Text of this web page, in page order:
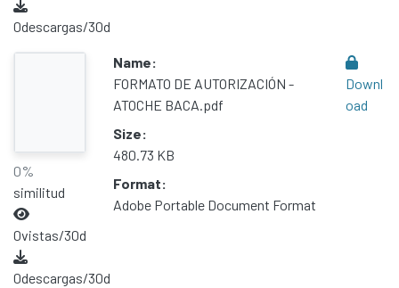
0descargas/30d
0%
similitud
0vistas/30d
0descargas/30d
Name:
FORMATO DE AUTORIZACIÓN -
ATOCHE BACA.pdf
Size:
480.73 KB
Format:
Adobe Portable Document Format
Downl
oad